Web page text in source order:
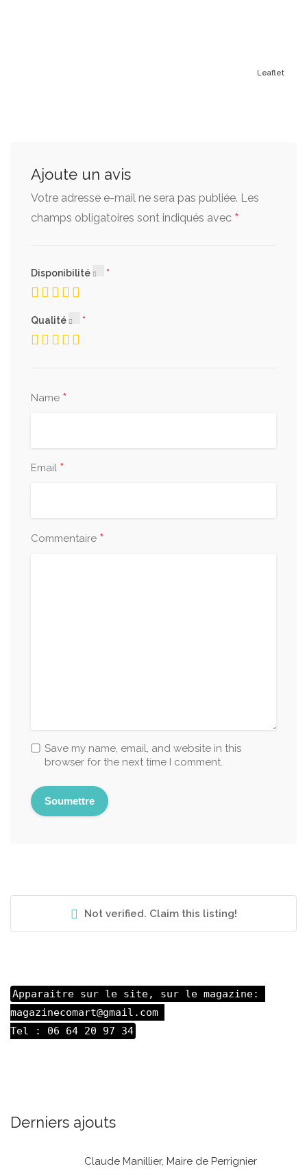
Leaflet
Ajoute un avis
Votre adresse e-mail ne sera pas publiée. Les
champs obligatoires sont indiqués avec *
Disponibilité
Qualité
Name *
Email *
Commentaire *
Save my name, email, and website in this
browser for the next time I comment.
Not verified. Claim this listing!
Apparaitre sur le site, sur le magazine:
magazinecomart@gmail.com
Tel : 06 64 20 97 34
Derniers ajouts
Claude Manillier, Maire de Perrignier